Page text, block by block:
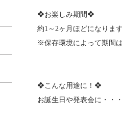
❖お楽しみ期間❖
約1～2ヶ月ほどになります
※保存環境によって期間は
❖こんな用途に！❖
お誕生日や発表会に・・・